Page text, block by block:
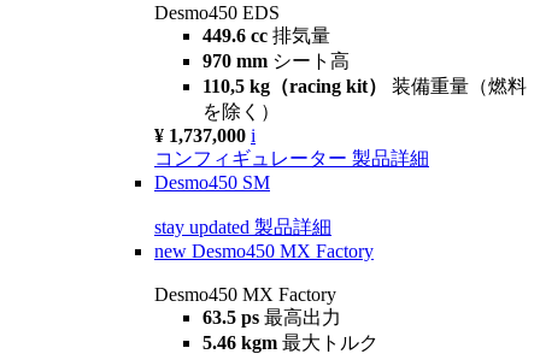
Desmo450 EDS
449.6 cc 排気量
970 mm シート高
110,5 kg（racing kit） 装備重量（燃料
を除く）
¥ 1,737,000 i
コンフィギュレーター 製品詳細
Desmo450 SM
stay updated 製品詳細
new Desmo450 MX Factory
Desmo450 MX Factory
63.5 ps 最高出力
5.46 kgm 最大トルク